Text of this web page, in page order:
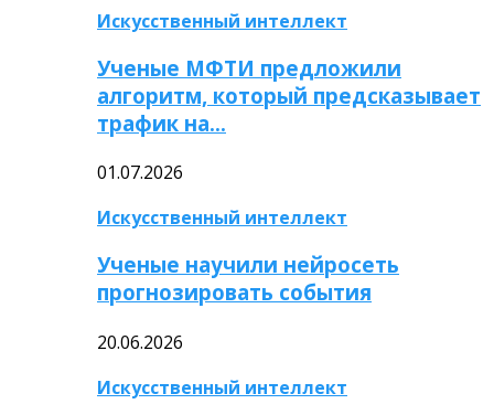
Искусственный интеллект
Ученые МФТИ предложили
алгоритм, который предсказывает
трафик на…
01.07.2026
Искусственный интеллект
Ученые научили нейросеть
прогнозировать события
20.06.2026
Искусственный интеллект